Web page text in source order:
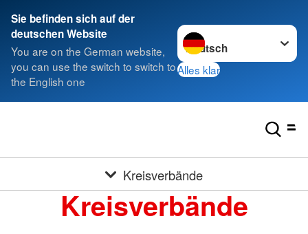
Sie befinden sich auf der
deutschen Website
You are on the German website,
you can use the switch to switch to
the English one
Sprache wechseln zu
Alles klar
Kreisverbände
Kreisverbände